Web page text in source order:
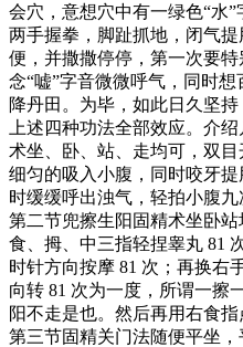
会穴，意想穴中有一绿色“水
两手握拳，脚趾抓地，闭气
便，并撒撒停停，第一次要
念“嘘”字音微微呼气，同时
降丹田。为毕，如此日久坚
上述四种功法全部效应。介
术坐、卧、站、走均可，双
细匀的吸入小腹，同时咬牙
时缓缓呼出浊气，轻拍小腹九
第二节兜擦生阳固精术坐卧
食、拇、中三指轻捏睾丸 81
时针方向按摩 81 次；再换右
向转 81 次为一度，所谓一擦
阳不走是也。然后再用右食指
第三节固精关门法随便平坐